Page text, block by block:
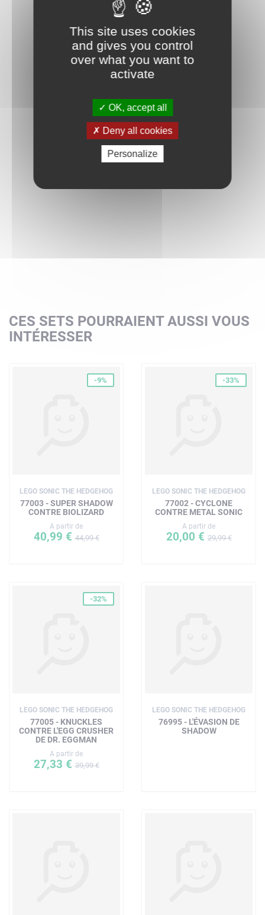
CES SETS POURRAIENT AUSSI VOUS
INTÉRESSER
-9%
LEGO SONIC THE HEDGEHOG
77003 - SUPER SHADOW
CONTRE BIOLIZARD
A partir de
40,99 €44,99 €
-33%
LEGO SONIC THE HEDGEHOG
77002 - CYCLONE
CONTRE METAL SONIC
A partir de
20,00 €29,99 €
-32%
LEGO SONIC THE HEDGEHOG
77005 - KNUCKLES
CONTRE L'EGG CRUSHER
DE DR. EGGMAN
A partir de
27,33 €39,99 €
LEGO SONIC THE HEDGEHOG
76995 - L'ÉVASION DE
SHADOW
This site uses cookies
and gives you control
over what you want to
activate
OK, accept all
Deny all cookies
Personalize